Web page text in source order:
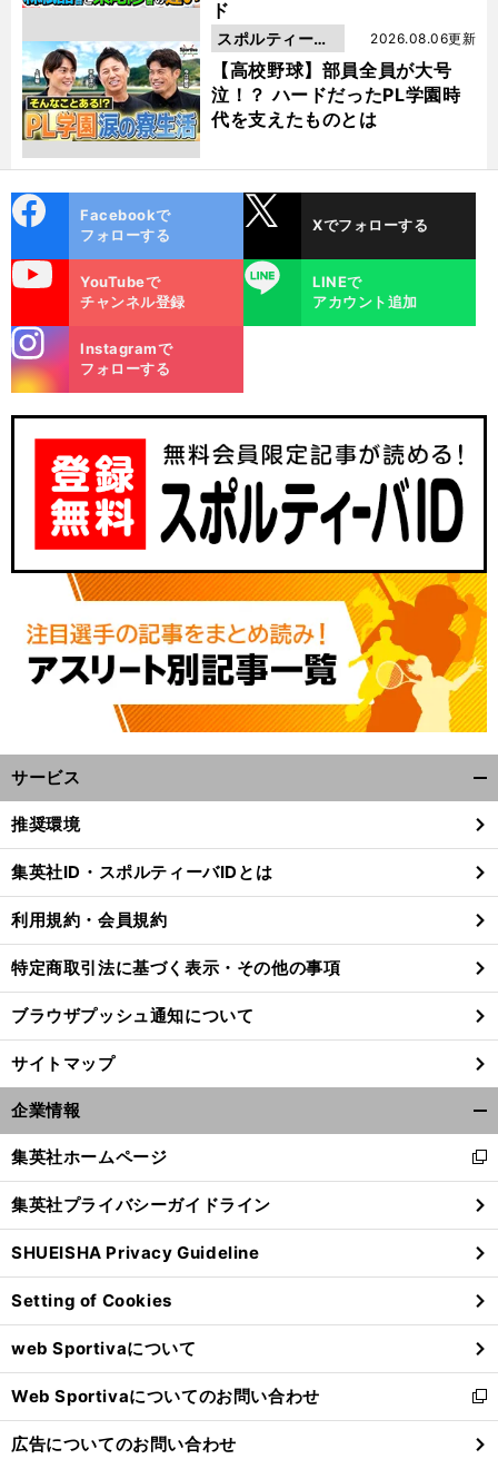
ド
【高校野球】部員全員が大号
泣！？ ハードだったPL学園時
代を支えたものとは
2026.08.06更新
スポルティーバ
動画
ok
Facebookで
フォローする
Xでフォローする
YouTubeで
チャンネル登録
LINE
LINEで
アカウント追加
m
Instagramで
フォローする
サービス
閉
る
推奨環境
集英社ID・スポルティーバIDとは
利用規約・会員規約
特定商取引法に基づく表示・その他の事項
ブラウザプッシュ通知について
サイトマップ
企業情報
閉
る
集英社ホームページ
新
し
い
ウ
ィ
ン
ド
ウ
で
開
く
集英社プライバシーガイドライン
SHUEISHA Privacy Guideline
Setting of Cookies
web Sportivaについて
Web Sportivaについてのお問い合わせ
新
し
い
広告についてのお問い合わせ